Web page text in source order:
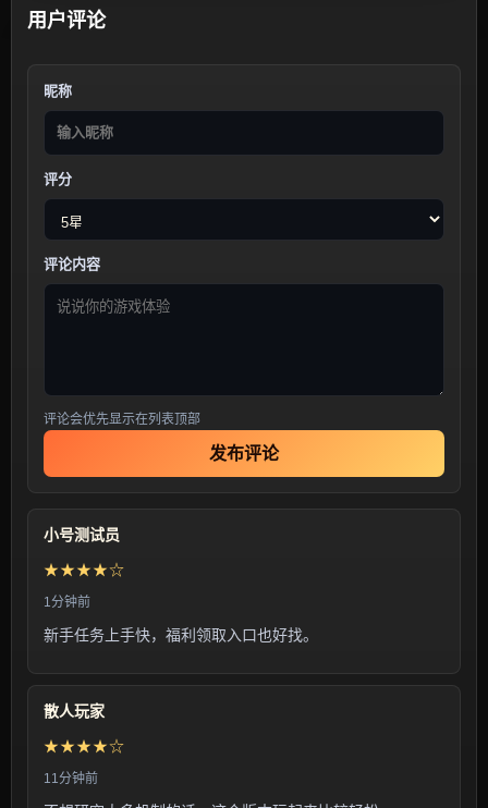
用户评论
昵称
评分
评论内容
评论会优先显示在列表顶部
发布评论
小号测试员
★★★★☆
1分钟前
新手任务上手快，福利领取入口也好找。
散人玩家
★★★★☆
11分钟前